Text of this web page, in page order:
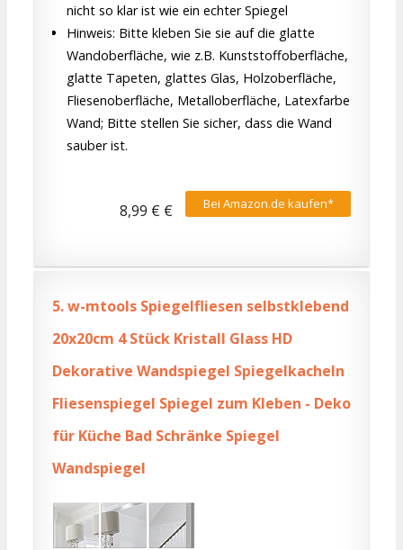
nicht so klar ist wie ein echter Spiegel
Hinweis: Bitte kleben Sie sie auf die glatte
Wandoberfläche, wie z.B. Kunststoffoberfläche,
glatte Tapeten, glattes Glas, Holzoberfläche,
Fliesenoberfläche, Metalloberfläche, Latexfarbe
Wand; Bitte stellen Sie sicher, dass die Wand
sauber ist.
Bei Amazon.de kaufen*
8,99 € €
5.w-mtools Spiegelfliesen selbstklebend
20x20cm 4 Stück Kristall Glass HD
Dekorative Wandspiegel Spiegelkacheln
Fliesenspiegel Spiegel zum Kleben - Deko
für Küche Bad Schränke Spiegel
Wandspiegel